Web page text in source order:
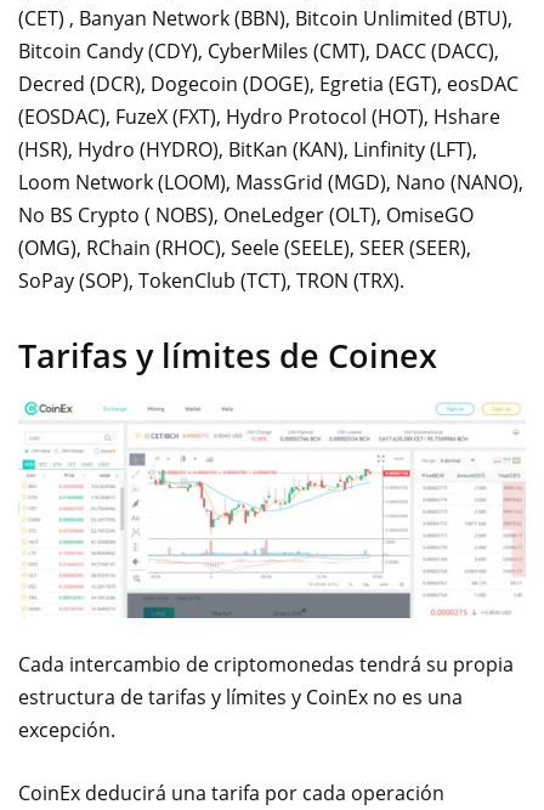
(CET) , Banyan Network (BBN), Bitcoin Unlimited (BTU),
Bitcoin Candy (CDY), CyberMiles (CMT), DACC (DACC),
Decred (DCR), Dogecoin (DOGE), Egretia (EGT), eosDAC
(EOSDAC), FuzeX (FXT), Hydro Protocol (HOT), Hshare
(HSR), Hydro (HYDRO), BitKan (KAN), Linfinity (LFT),
Loom Network (LOOM), MassGrid (MGD), Nano (NANO),
No BS Crypto ( NOBS), OneLedger (OLT), OmiseGO
(OMG), RChain (RHOC), Seele (SEELE), SEER (SEER),
SoPay (SOP), TokenClub (TCT), TRON (TRX).
Tarifas y límites de Coinex
Cada intercambio de criptomonedas tendrá su propia
estructura de tarifas y límites y CoinEx no es una
excepción.
CoinEx deducirá una tarifa por cada operación